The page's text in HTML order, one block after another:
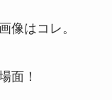
像はコレ。
面！